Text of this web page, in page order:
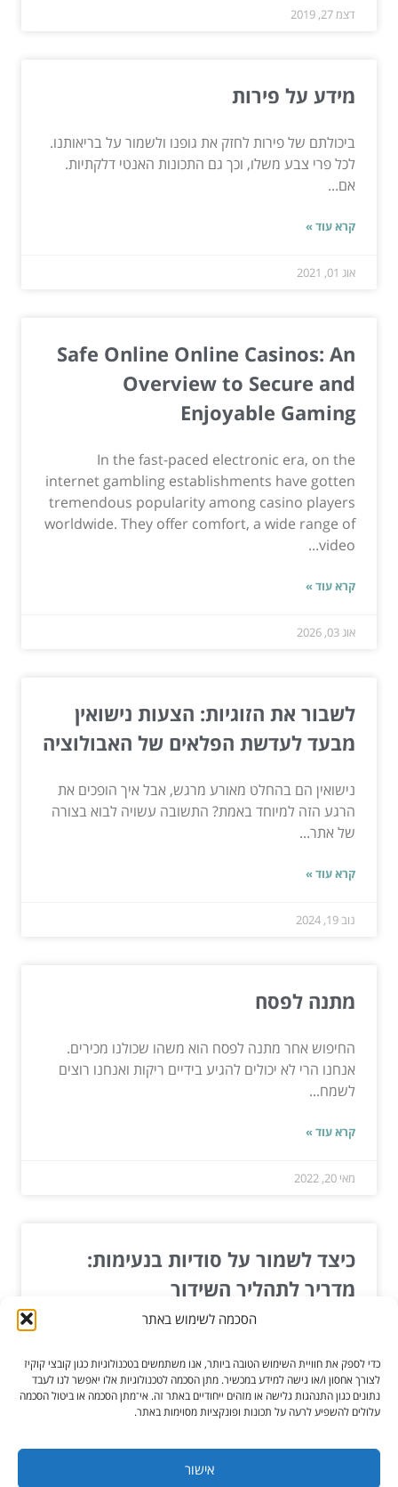
הסכמה לשימוש באתר
כדי לספק את חוויית השימוש הטובה ביותר, אנו משתמשים בטכנולוגיות כגון קובצי קוקיז
לצורך אחסון ו/או גישה למידע במכשיר. מתן הסכמה לטכנולוגיות אלו יאפשר לנו לעבד
נתונים כגון התנהגות גלישה או מזהים ייחודיים באתר זה. אי־מתן הסכמה או ביטול הסכמה
עלולים להשפיע לרעה על תכונות ופונקציות מסוימות באתר.
אישור
דצמ 27, 2019
מידע על פירות
ביכולתם של פירות לחזק את גופנו ולשמור על בריאותנו.
לכל פרי צבע משלו, וכך גם התכונות האנטי דלקתיות.
אם...
קרא עוד »
אוג 01, 2021
Safe Online Online Casinos: An
Overview to Secure and
Enjoyable Gaming
In the fast-paced electronic era, on the
internet gambling establishments have gotten
tremendous popularity among casino players
worldwide. They offer comfort, a wide range of
video...
קרא עוד »
אוג 03, 2026
לשבור את הזוגיות: הצעות נישואין
מבעד לעדשת הפלאים של האבולוציה
נישואין הם בהחלט מאורע מרגש, אבל איך הופכים את
הרגע הזה למיוחד באמת? התשובה עשויה לבוא בצורה
של אתר...
קרא עוד »
נוב 19, 2024
מתנה לפסח
החיפוש אחר מתנה לפסח הוא משהו שכולנו מכירים.
אנחנו הרי לא יכולים להגיע בידיים ריקות ואנחנו רוצים
לשמח...
קרא עוד »
מאי 20, 2022
כיצד לשמור על סודיות בנעימות:
מדריך לתהליך השידוך
מגיע לשידוך, יש גם המון שאלות שצריך להתמודד איתן.
מה...
קרא עוד »